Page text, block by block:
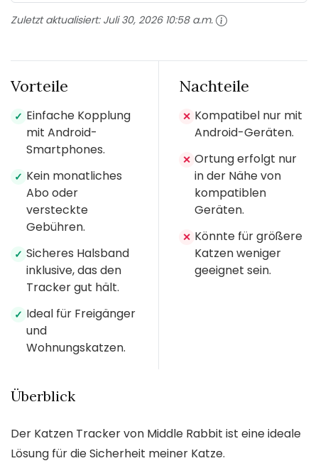
Zuletzt aktualisiert: Juli 30, 2026 10:58 a.m.
Vorteile
✓ Einfache Kopplung
mit Android-
Smartphones.
✓ Kein monatliches
Abo oder
versteckte
Gebühren.
✓ Sicheres Halsband
inklusive, das den
Tracker gut hält.
✓ Ideal für Freigänger
und
Wohnungskatzen.
Nachteile
✕ Kompatibel nur mit
Android-Geräten.
✕ Ortung erfolgt nur
in der Nähe von
kompatiblen
Geräten.
✕ Könnte für größere
Katzen weniger
geeignet sein.
Überblick
Der Katzen Tracker von Middle Rabbit ist eine ideale
Lösung für die Sicherheit meiner Katze.